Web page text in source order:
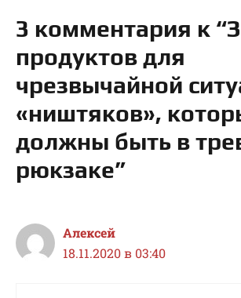
3 комментария к
продуктов для
чрезвычайной
«ништяков»,
должны быть в
рюкзаке”
Алексей
18.11.2020 в 03:40